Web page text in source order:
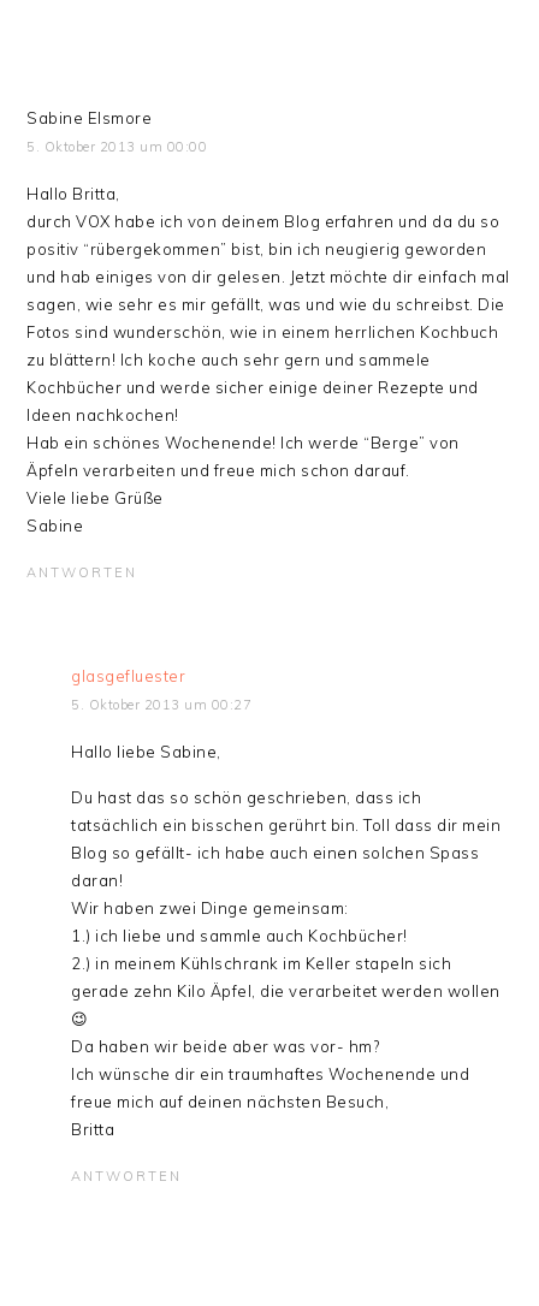
Sabine Elsmore
5. Oktober 2013 um 00:00
Hallo Britta,
durch VOX habe ich von deinem Blog erfahren und da du so
positiv “rübergekommen” bist, bin ich neugierig geworden
und hab einiges von dir gelesen. Jetzt möchte dir einfach mal
sagen, wie sehr es mir gefällt, was und wie du schreibst. Die
Fotos sind wunderschön, wie in einem herrlichen Kochbuch
zu blättern! Ich koche auch sehr gern und sammele
Kochbücher und werde sicher einige deiner Rezepte und
Ideen nachkochen!
Hab ein schönes Wochenende! Ich werde “Berge” von
Äpfeln verarbeiten und freue mich schon darauf.
Viele liebe Grüße
Sabine
ANTWORTEN
glasgefluester
5. Oktober 2013 um 00:27
Hallo liebe Sabine,
Du hast das so schön geschrieben, dass ich
tatsächlich ein bisschen gerührt bin. Toll dass dir mein
Blog so gefällt- ich habe auch einen solchen Spass
daran!
Wir haben zwei Dinge gemeinsam:
1.) ich liebe und sammle auch Kochbücher!
2.) in meinem Kühlschrank im Keller stapeln sich
gerade zehn Kilo Äpfel, die verarbeitet werden wollen
😉
Da haben wir beide aber was vor- hm?
Ich wünsche dir ein traumhaftes Wochenende und
freue mich auf deinen nächsten Besuch,
Britta
ANTWORTEN